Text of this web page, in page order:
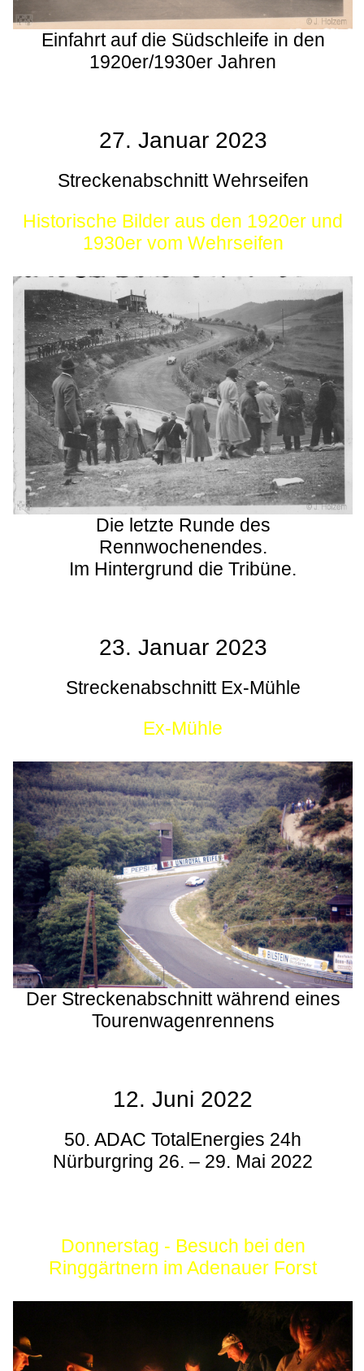
Einfahrt auf die Südschleife in den
1920er/1930er Jahren
27. Januar 2023
Streckenabschnitt Wehrseifen
Historische Bilder aus den 1920er und
1930er vom Wehrseifen
Die letzte Runde des
Rennwochenendes.
Im Hintergrund die Tribüne.
23. Januar 2023
Streckenabschnitt Ex-Mühle
Ex-Mühle
Der Streckenabschnitt während eines
Tourenwagenrennens
12. Juni 2022
50. ADAC TotalEnergies 24h
Nürburgring 26. – 29. Mai 2022
Donnerstag - Besuch bei den
Ringgärtnern im Adenauer Forst